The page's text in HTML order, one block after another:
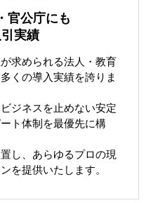
官公庁にも
実績
求められる法人・教育
くの導入実績を誇りま
ジネスを止めない安定
ト体制を最優先に構
し、あらゆるプロの現
を提供いたします。